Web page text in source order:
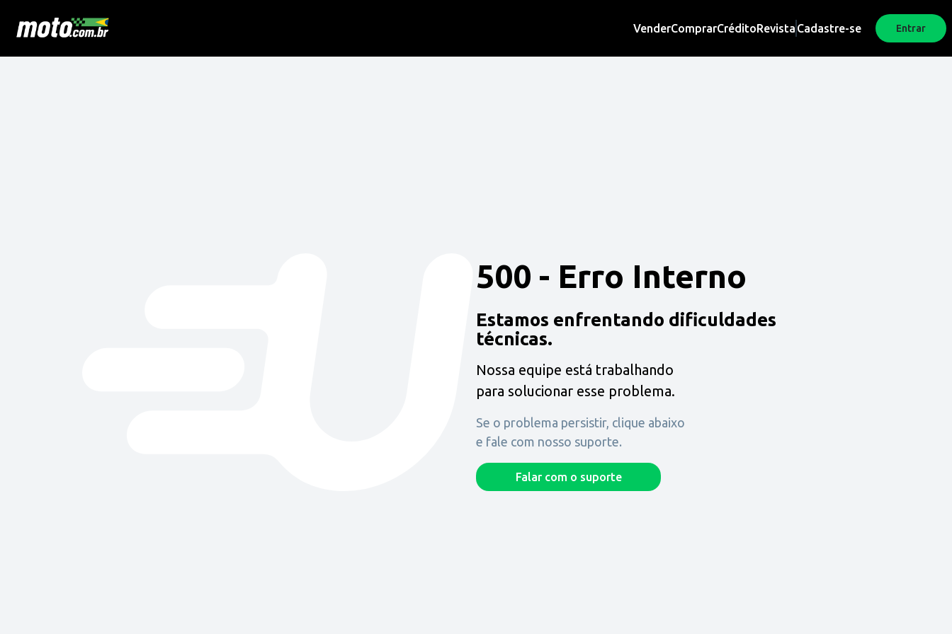
VenderComprarCréditoRevista Cadastre-se Entrar
500 - Erro Interno
Estamos enfrentando dificuldades
técnicas.
Nossa equipe está trabalhando
para solucionar esse problema.
Se o problema persistir, clique abaixo
e fale com nosso suporte.
Falar com o suporte